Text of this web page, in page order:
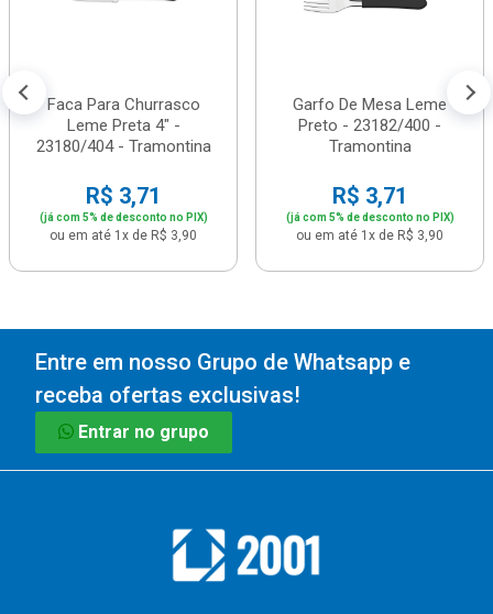
Faca Para Churrasco
Leme Preta 4" -
23180/404 - Tramontina
R$ 3,71
(já com 5% de desconto no PIX)
ou em até 1x de R$ 3,90
Garfo De Mesa Leme
Preto - 23182/400 -
Tramontina
R$ 3,71
(já com 5% de desconto no PIX)
ou em até 1x de R$ 3,90
Entre em nosso Grupo de Whatsapp e
receba ofertas exclusivas!
Entrar no grupo